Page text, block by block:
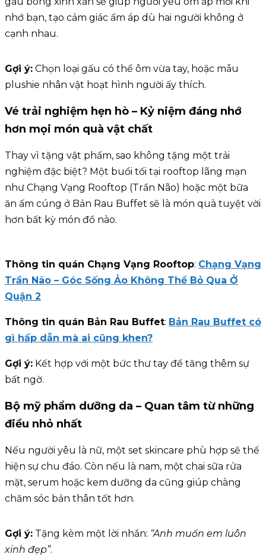
nhớ bạn, tạo cảm giác ấm áp dù hai người không ở
cạnh nhau.
Gợi ý: Chọn loại gấu có thể ôm vừa tay, hoặc mẫu
plushie nhân vật hoạt hình người ấy thích.
Vé trải nghiệm hẹn hò – Kỷ niệm đáng nhớ
hơn mọi món quà vật chất
Thay vì tặng vật phẩm, sao không tặng một trải
nghiệm đặc biệt? Một buổi tối tại rooftop lãng mạn
như Chạng Vạng Rooftop (Trần Não) hoặc một bữa
ăn ấm cúng ở Bản Rau Buffet sẽ là món quà tuyệt vời
hơn bất kỳ món đồ nào.
Thông tin quán Chạng Vạng Rooftop: Chạng Vạng
Trần Não – Góc Sống Ảo Không Thể Bỏ Qua Ở
Quận 2
Thông tin quán Bản Rau Buffet: Bản Rau Buffet có
gì hấp dẫn mà ai cũng khen?
Gợi ý: Kết hợp với một bức thư tay để tăng thêm sự
bất ngờ.
Bộ mỹ phẩm dưỡng da – Quan tâm từ những
điều nhỏ nhất
Nếu người yêu là nữ, một set skincare phù hợp sẽ thể
hiện sự chu đáo. Còn nếu là nam, một chai sữa rửa
mặt, serum hoặc kem dưỡng da cũng giúp chàng
chăm sóc bản thân tốt hơn.
Gợi ý: Tặng kèm một lời nhắn: “Anh muốn em luôn
xinh đẹp”.